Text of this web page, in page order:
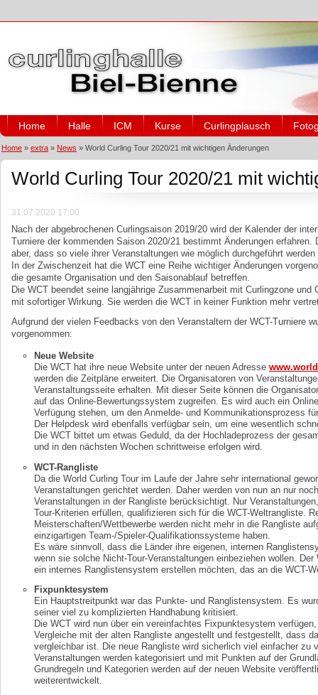
Home Halle ICM Kurse Curlingplausch
Home » extra » News » World Curling Tour 2020/21 mit wichtigen Änderungen
World Curling Tour 2020/21 mit
31.07.2020 17:00
Nach der abgebrochenen Curlingsaison 2019/20 wird der Kalender der
Turniere der kommenden Saison 2020/21 bestimmt Änderungen erfahren.
aber, dass so viele ihrer Veranstaltungen wie möglich durchgeführt werden
In der Zwischenzeit hat die WCT eine Reihe wichtiger Änderungen
die gesamte Organisation und den Saisonablauf betreffen.
Die WCT beendet seine langjährige Zusammenarbeit mit Curlingzone und
mit sofortiger Wirkung. Sie werden die WCT in keiner Funktion mehr
Aufgrund der vielen Feedbacks von den Veranstaltern der WCT-Turniere
vorgenommen:
Neue Website
Die WCT hat ihre neue Website unter der neuen Adresse
werden die Zeitpläne erweitert. Die Organisatoren von
Veranstaltungsseite erhalten. Mit dieser Seite können die
auf das Online-Bewertungssystem zugreifen. Es wird auch ein
Verfügung stehen, um den Anmelde- und Kommunikationsprozess
Der Helpdesk wird ebenfalls verfügbar sein, um eine wesentlich
Die WCT bittet um etwas Geduld, da der Hochladeprozess der
und in den nächsten Wochen schrittweise erfolgen wird.
WCT-Rangliste
Da die World Curling Tour im Laufe der Jahre sehr international
Veranstaltungen gerichtet werden. Daher werden von nun an nur
Veranstaltungen in der Rangliste berücksichtigt. Nur
Tour-Kriterien erfüllen, qualifizieren sich für die WCT-Weltrangliste.
Meisterschaften/Wettbewerbe werden nicht mehr in die Rangliste
einzigartigen Team-/Spieler-Qualifikationssysteme haben.
Es wäre sinnvoll, dass die Länder ihre eigenen, internen
wenn sie solche Nicht-Tour-Veranstaltungen einbeziehen wollen.
ein internes Ranglistensystem erstellen möchten, das an die WCT-
Fixpunktesystem
Ein Hauptstreitpunkt war das Punkte- und Ranglistensystem. Es
seiner viel zu komplizierten Handhabung kritisiert.
Die WCT wird nun über ein vereinfachtes Fixpunktesystem
Vergleiche mit der alten Rangliste angestellt und festgestellt, dass
vergleichbar ist. Die neue Rangliste wird sicherlich viel einfacher zu
Veranstaltungen werden kategorisiert und mit Punkten auf der
Grundregeln und Kategorien werden auf der neuen Website
weiterentwickelt.